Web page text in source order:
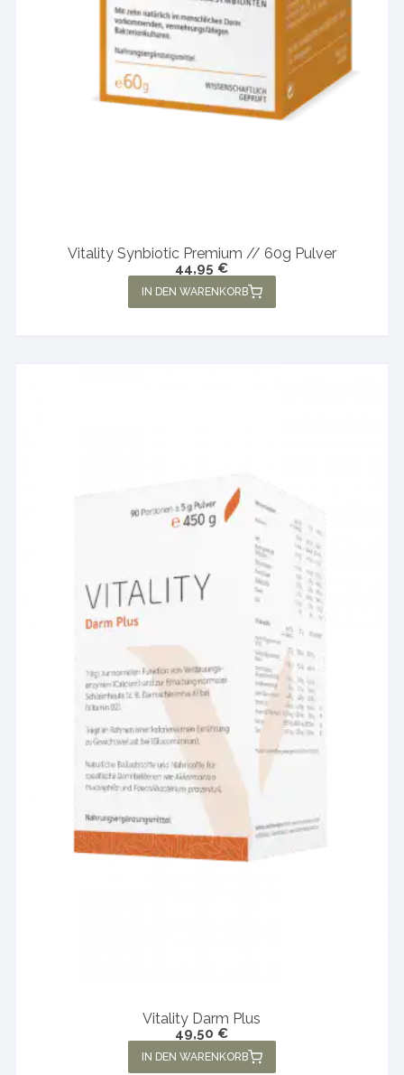
Vitality Synbiotic Premium // 60g Pulver
44,95 €
IN DEN WARENKORB
Vitality Darm Plus
49,50 €
IN DEN WARENKORB